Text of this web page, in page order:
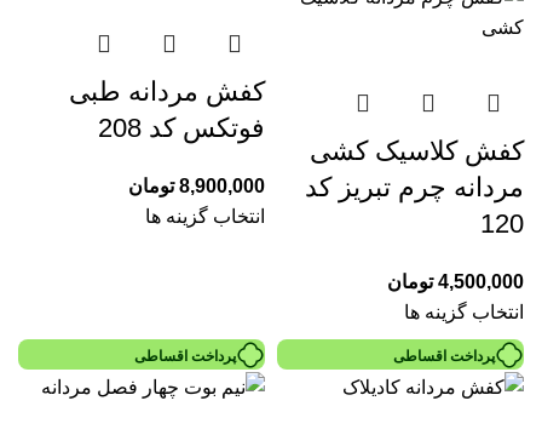
کفش کلاسیک کشی
مردانه چرم تبریز کد
120
4,500,000 تومان
انتخاب گزینه ها
کفش مردانه طبی
فوتکس کد 208
8,900,000 تومان
انتخاب گزینه ها
پرداخت اقساطی پرداخت اقساطی